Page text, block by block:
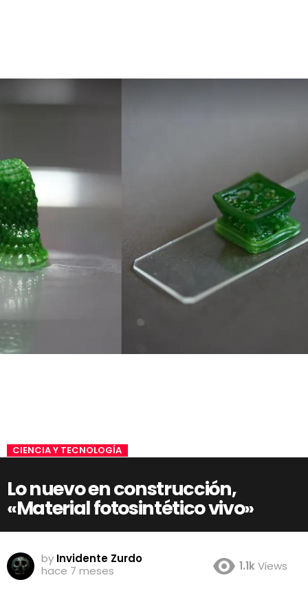
CIENCIA Y TECNOLOGÍA
Lo nuevo en construcción,
«Material fotosintético vivo»
by Invidente Zurdo
hace 7 meses
1.1kViews